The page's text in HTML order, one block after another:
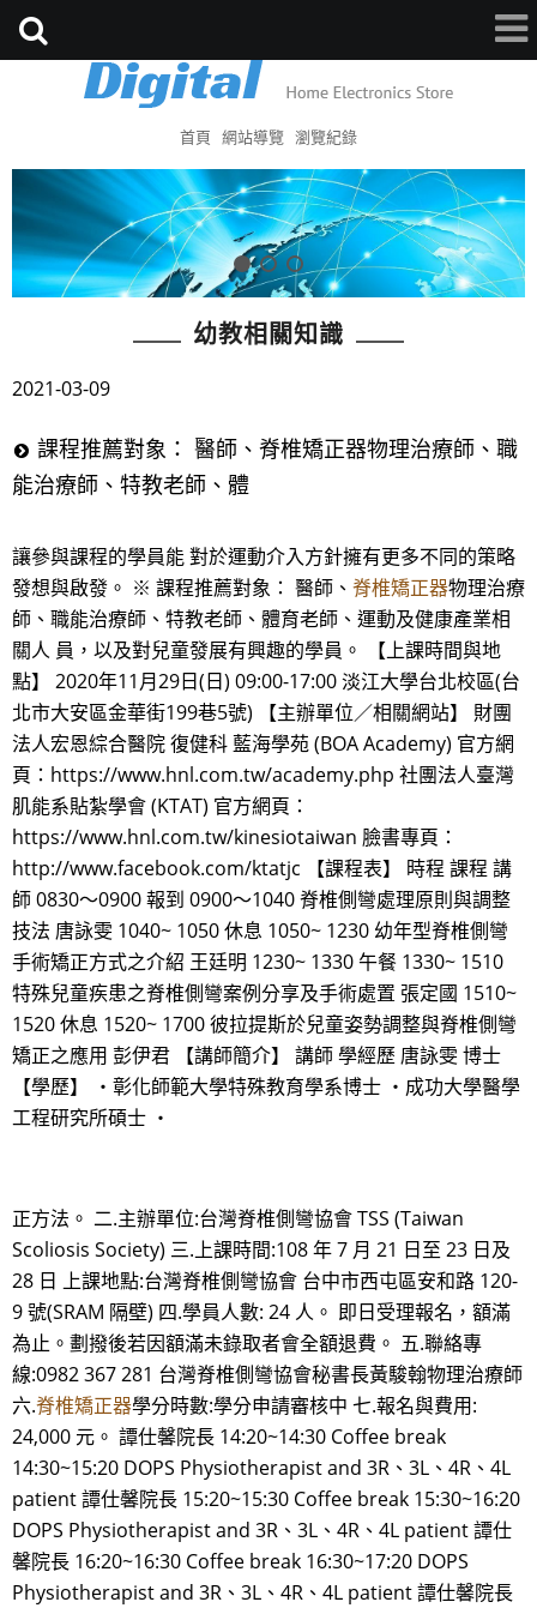
首頁 網站導覽 瀏覽紀錄
幼教相關知識
2021-03-09
課程推薦對象： 醫師、脊椎矯正器物理治療師、職
能治療師、特教老師、體
讓參與課程的學員能 對於運動介入方針擁有更多不同的策略
發想與啟發。 ※ 課程推薦對象： 醫師、 脊椎矯正器物理治療
師、職能治療師、特教老師、體育老師、運動及健康產業相
關人 員，以及對兒童發展有興趣的學員。 【上課時間與地
點】 2020年11月29日(日) 09:00-17:00 淡江大學台北校區(台
北市大安區金華街199巷5號) 【主辦單位／相關網站】 財團
法人宏恩綜合醫院 復健科 藍海學苑 (BOA Academy) 官方網
頁：https://www.hnl.com.tw/academy.php 社團法人臺灣
肌能系貼紮學會 (KTAT) 官方網頁：
https://www.hnl.com.tw/kinesiotaiwan 臉書專頁：
http://www.facebook.com/ktatjc 【課程表】 時程 課程 講
師 0830～0900 報到 0900～1040 脊椎側彎處理原則與調整
技法 唐詠雯 1040~ 1050 休息 1050~ 1230 幼年型脊椎側彎
手術矯正方式之介紹 王廷明 1230~ 1330 午餐 1330~ 1510
特殊兒童疾患之脊椎側彎案例分享及手術處置 張定國 1510~
1520 休息 1520~ 1700 彼拉提斯於兒童姿勢調整與脊椎側彎
矯正之應用 彭伊君 【講師簡介】 講師 學經歷 唐詠雯 博士
【學歷】 ・彰化師範大學特殊教育學系博士 ・成功大學醫學
工程研究所碩士 ・
正方法。 二.主辦單位:台灣脊椎側彎協會 TSS (Taiwan
Scoliosis Society) 三.上課時間:108 年 7 月 21 日至 23 日及
28 日 上課地點:台灣脊椎側彎協會 台中市西屯區安和路 120-
9 號(SRAM 隔壁) 四.學員人數: 24 人。 即日受理報名，額滿
為止。劃撥後若因額滿未錄取者會全額退費。 五.聯絡專
線:0982 367 281 台灣脊椎側彎協會秘書長黃駿翰物理治療師
六.脊椎矯正器學分時數:學分申請審核中 七.報名與費用:
24,000 元。 譚仕馨院長 14:20~14:30 Coffee break
14:30~15:20 DOPS Physiotherapist and 3R、3L、4R、4L
patient 譚仕馨院長 15:20~15:30 Coffee break 15:30~16:20
DOPS Physiotherapist and 3R、3L、4R、4L patient 譚仕
馨院長 16:20~16:30 Coffee break 16:30~17:20 DOPS
Physiotherapist and 3R、3L、4R、4L patient 譚仕馨院長